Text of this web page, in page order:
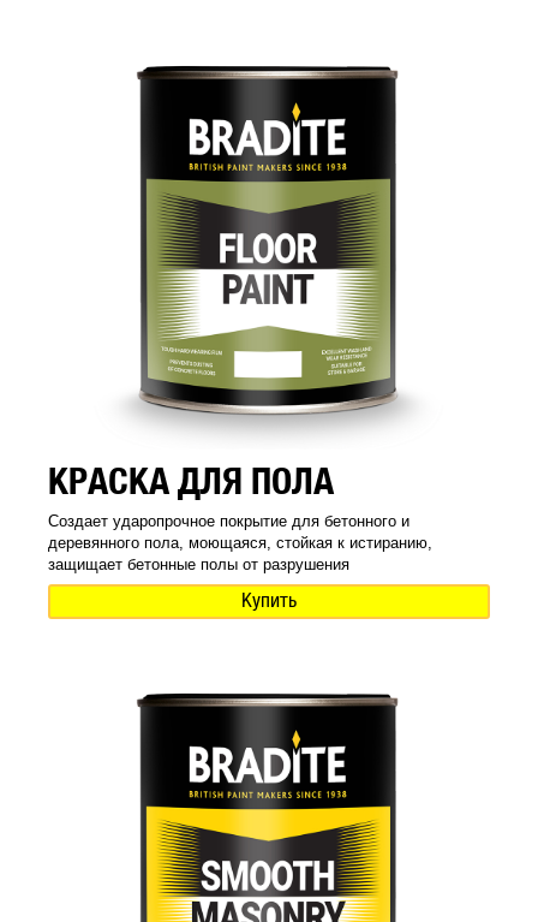
КРАСКА ДЛЯ ПОЛА
Создает ударопрочное покрытие для бетонного и
деревянного пола, моющаяся, стойкая к истиранию,
защищает бетонные полы от разрушения
Купить